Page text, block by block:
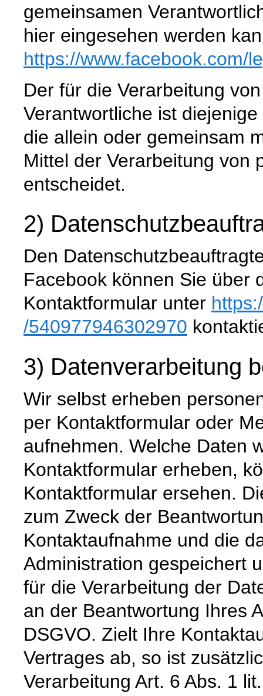
gemeinsamen
hier eingesehen werden
https://www.facebook.com/
Der für die Verarbeitung
Verantwortliche ist
die allein oder gemeinsam
Mittel der Verarbeitung von
entscheidet.
2)
Den
Facebook können Sie über
Kontaktformular unter
/540977946302970
3) Datenverarbeitung
Wir selbst erheben
per Kontaktformular oder
aufnehmen. Welche Daten
Kontaktformular erheben,
Kontaktformular ersehen.
zum Zweck der
Kontaktaufnahme und die
Administration gespeichert
für die Verarbeitung der
an der Beantwortung Ihres
DSGVO. Zielt Ihre
Vertrages ab, so ist
Verarbeitung Art. 6 Abs. 1